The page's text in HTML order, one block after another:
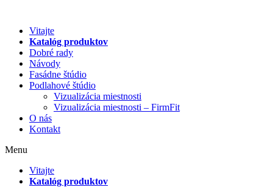
obsah
Vitajte
Katalóg produktov
Dobré rady
Návody
Fasádne štúdio
Podlahové štúdio
Vizualizácia miestnosti
Vizualizácia miestnosti – FirmFit
O nás
Kontakt
Menu
Vitajte
Katalóg produktov